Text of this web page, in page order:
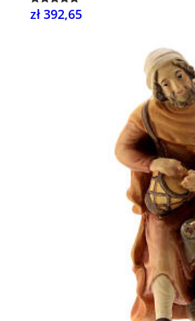
zł 392,65